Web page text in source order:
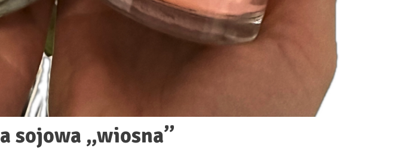
sojowa „wiosna”